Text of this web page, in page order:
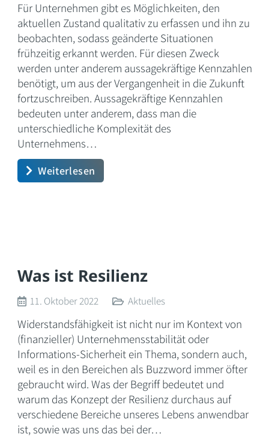
Für Unternehmen gibt es Möglichkeiten, den
aktuellen Zustand qualitativ zu erfassen und ihn zu
beobachten, sodass geänderte Situationen
frühzeitig erkannt werden. Für diesen Zweck
werden unter anderem aussagekräftige Kennzahlen
benötigt, um aus der Vergangenheit in die Zukunft
fortzuschreiben. Aussagekräftige Kennzahlen
bedeuten unter anderem, dass man die
unterschiedliche Komplexität des
Unternehmens…
Weiterlesen
Was ist Resilienz
11. Oktober 2022 Aktuelles
Widerstandsfähigkeit ist nicht nur im Kontext von
(finanzieller) Unternehmensstabilität oder
Informations-Sicherheit ein Thema, sondern auch,
weil es in den Bereichen als Buzzword immer öfter
gebraucht wird. Was der Begriff bedeutet und
warum das Konzept der Resilienz durchaus auf
verschiedene Bereiche unseres Lebens anwendbar
ist, sowie was uns das bei der…